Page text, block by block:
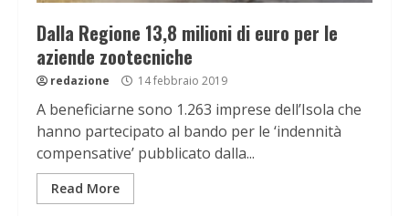
Dalla Regione 13,8 milioni di euro per le
aziende zootecniche
redazione 14 febbraio 2019
A beneficiarne sono 1.263 imprese dell’Isola che
hanno partecipato al bando per le ‘indennità
compensative’ pubblicato dalla...
Read More